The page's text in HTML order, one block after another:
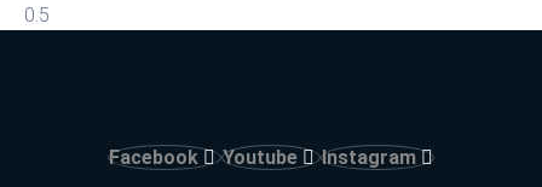
Facebook Youtube Instagram